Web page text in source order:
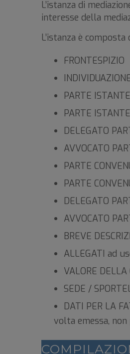
L’istanza di
interesse della
L’istanza è
FRONTESPIZIO
PARTE
PARTE
DELEGATO
AVVOCATO
PARTE
PARTE
DELEGATO
AVVOCATO
BREVE
ALLEGATI ad
VALORE DELLA
SEDE /
DATI PER LA
volta emessa,